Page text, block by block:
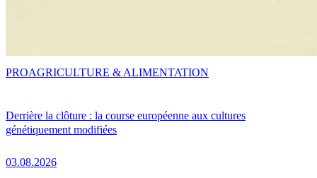
Derrière la clôture : la course européenne aux cultures
génétiquement modifiées
03.08.2026
PROAGRICULTURE & ALIMENTATION